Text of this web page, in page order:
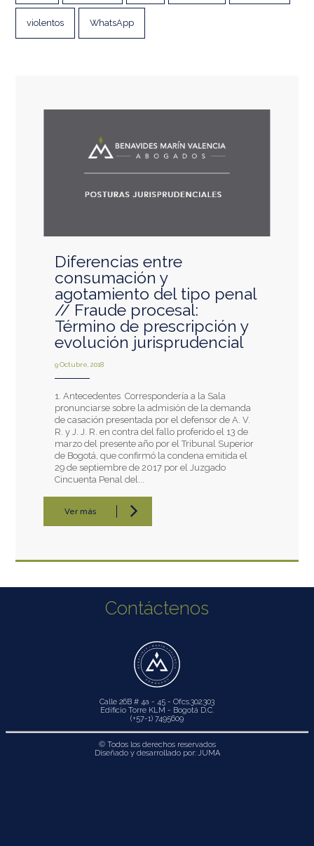
violentos WhatsApp
Diferencias entre
consumación y
agotamiento del tipo penal
// Fraude procesal:
Término de prescripción y
evolución jurisprudencial
9 Octubre, 2018
1. Antecedentes Correspondería a la Sala
pronunciarse sobre la admisión de la demanda
de casación presentada por el defensor de A. V.
R. y J. J. R. en contra del fallo proferido el 13 de
marzo del presente año por el Tribunal Superior
de Bogotá, que confirmó la condena emitida el
29 de septiembre de 2017 por el Juzgado
Cincuenta Penal del...
Ver más
Contáctenos
Calle 26B # 4a - 45 - Ofcs.302.303
Edificio Torre KLM - Bogotá D.C.
(+57-1) 7495609
© Todos los derechos reservados
Diseñado y desarrollado por:JUMA